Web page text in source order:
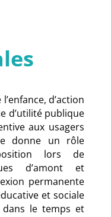
d’action
d’utilité publique
aux usagers
donne un rôle
lors de
d’amont et
permanente
et sociale
dans le temps et